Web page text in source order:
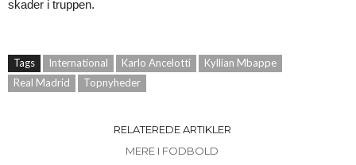
skader i truppen.
Tags International Karlo Ancelotti
Kyllian Mbappe
Real Madrid
Topnyheder
RELATEREDE ARTIKLER
MERE I FODBOLD